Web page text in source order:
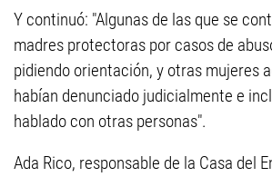
Y continuó: "Algunas de las que se
madres protectoras por casos de
pidiendo orientación, y otras mujeres
habían denunciado judicialmente e
hablado con otras personas".
Ada Rico, responsable de la Casa del